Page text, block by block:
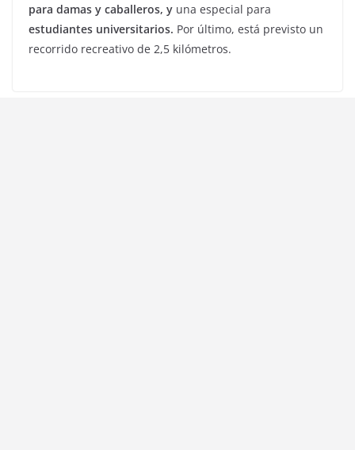
para damas y caballeros, y una especial para
estudiantes universitarios. Por último, está previsto un
recorrido recreativo de 2,5 kilómetros.